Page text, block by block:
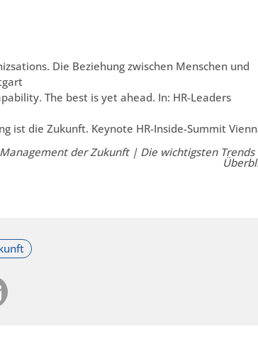
Die Beziehung zwischen Menschen und
The best is yet ahead. In: HR-Leaders
ist die Zukunft. Keynote HR-Inside-Summit
der Zukunft | Die wichtigsten Trends